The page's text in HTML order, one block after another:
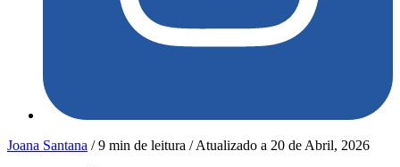
Joana Santana / 9 min de leitura /Atualizado a 20 de Abril, 2026